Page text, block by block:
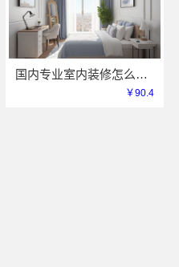
国内专业室内装修怎么样考量江西圣匠新型环保材料有限公司
￥90.4